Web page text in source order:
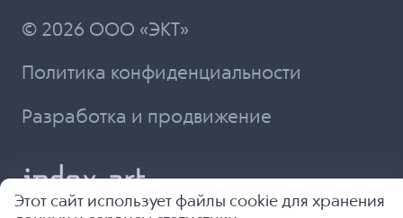
© 2026 ООО «ЭКТ»
Политика конфиденциальности
Разработка и продвижение
Этот сайт использует файлы cookie для хранения